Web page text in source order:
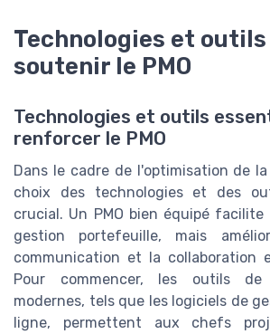
Technologies et
soutenir le PMO
Technologies et outils
renforcer le PMO
Dans le cadre de l'optimisation de
choix des technologies et des
crucial. Un PMO bien équipé
gestion portefeuille, mais
communication et la collaboration
Pour commencer, les outils
modernes, tels que les logiciels de
ligne, permettent aux chefs